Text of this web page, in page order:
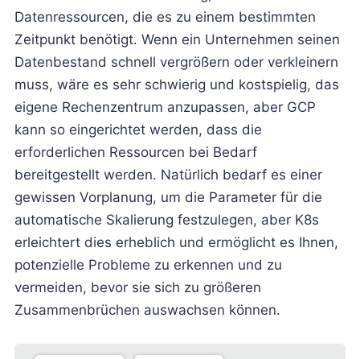
Datenressourcen, die es zu einem bestimmten
Zeitpunkt benötigt. Wenn ein Unternehmen seinen
Datenbestand schnell vergrößern oder verkleinern
muss, wäre es sehr schwierig und kostspielig, das
eigene Rechenzentrum anzupassen, aber GCP
kann so eingerichtet werden, dass die
erforderlichen Ressourcen bei Bedarf
bereitgestellt werden. Natürlich bedarf es einer
gewissen Vorplanung, um die Parameter für die
automatische Skalierung festzulegen, aber K8s
erleichtert dies erheblich und ermöglicht es Ihnen,
potenzielle Probleme zu erkennen und zu
vermeiden, bevor sie sich zu größeren
Zusammenbrüchen auswachsen können.